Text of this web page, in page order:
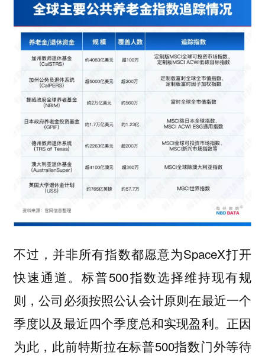
不过，并非所有指数都愿意为SpaceX打开
快速通道。标普500指数选择维持现有规
则，公司必须按照公认会计原则在最近一个
季度以及最近四个季度总和实现盈利。正因
为此，此前特斯拉在标普500指数门外等待